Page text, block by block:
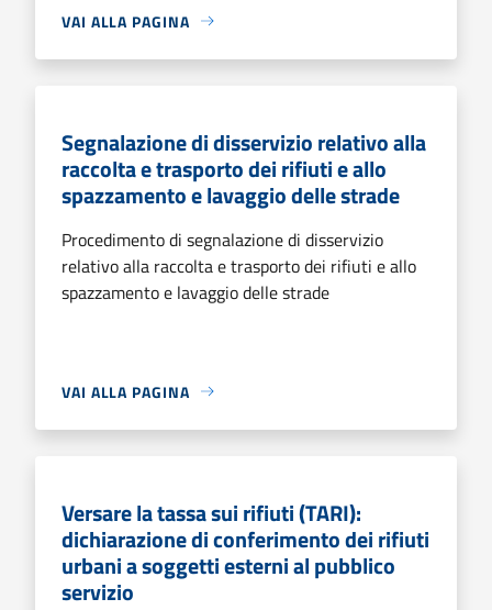
VAI ALLA PAGINA
Segnalazione di disservizio relativo alla
raccolta e trasporto dei rifiuti e allo
spazzamento e lavaggio delle strade
Procedimento di segnalazione di disservizio
relativo alla raccolta e trasporto dei rifiuti e allo
spazzamento e lavaggio delle strade
VAI ALLA PAGINA
Versare la tassa sui rifiuti (TARI):
dichiarazione di conferimento dei rifiuti
urbani a soggetti esterni al pubblico
servizio